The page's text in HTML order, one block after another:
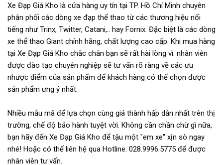
Xe Đạp Giá Kho là cửa hàng uy tín tại TP. Hồ Chí Minh chuyên
phân phối các dòng xe đạp thể thao từ các thương hiệu nổi
tiếng như Trinx, Twitter, Catani,.. hay Fornix. Đặc biệt là các dòng
xe thể thao Giant chính hãng, chất lượng cao cấp. Khi mua hàng
tại Xe Đạp Giá Kho chắc chắn bạn sẽ rất hài lòng vì: nhân viên
được đào tạo chuyên nghiệp sẽ tư vấn rõ ràng về các ưu
nhược điểm của sản phẩm để khách hàng có thể chọn được
sản phẩm ưng ý nhất.
Nhiều mẫu mã để lựa chọn cùng giá thành hấp dẫn nhất trên thị
trường, chế độ bảo hành tuyệt vời. Không cần chần chừ gì nữa,
bạn hãy đến Xe Đạp Giá Kho để tậu một "em xe" xịn sò ngay
nhé! Hoặc có thể liên hệ qua Hotline: 028.9996.5775 để được
nhân viên tư vấn.